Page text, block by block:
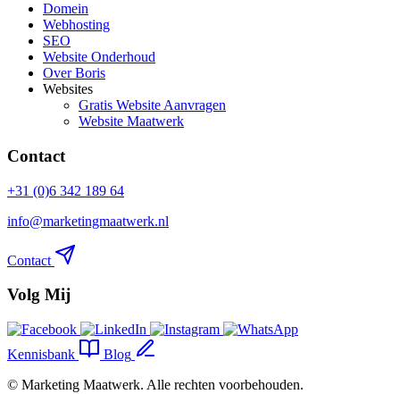
Domein
Webhosting
SEO
Website Onderhoud
Over Boris
Websites
Gratis Website Aanvragen
Website Maatwerk
Contact
+31 (0)6 342 189 64
info@marketingmaatwerk.nl
Contact
Volg Mij
Kennisbank
Blog
© Marketing Maatwerk. Alle rechten voorbehouden.